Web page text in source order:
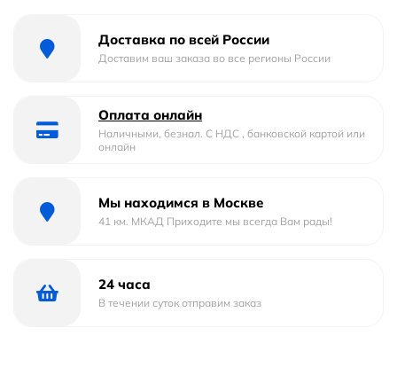
Доставка по всей России
Доставим ваш заказа во все регионы России
Оплата онлайн
Наличными, безнал. С НДС , банковской картой или
онлайн
Мы находимся в Москве
41 км. МКАД Приходите мы всегда Вам рады!
24 часа
В течении суток отправим заказ